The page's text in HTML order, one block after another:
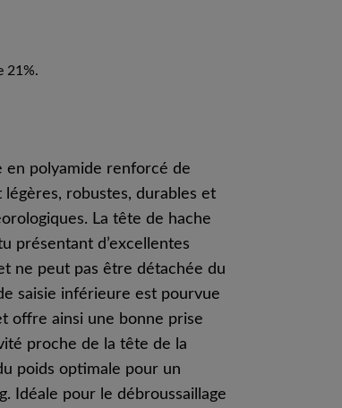
21%.
en polyamide renforcé de
robustes, durables et
La tête de hache
présentant d’excellentes
ne peut pas être détachée du
saisie inférieure est pourvue
offre ainsi une bonne prise
proche de la tête de la
poids optimale pour un
Idéale pour le débroussaillage